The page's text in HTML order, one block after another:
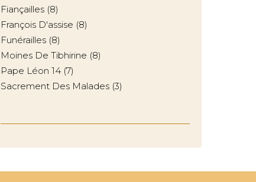
Fiançailles (8)
François D'assise (8)
Funérailles (8)
Moines De Tibhirine (8)
Pape Léon 14 (7)
Sacrement Des Malades (3)